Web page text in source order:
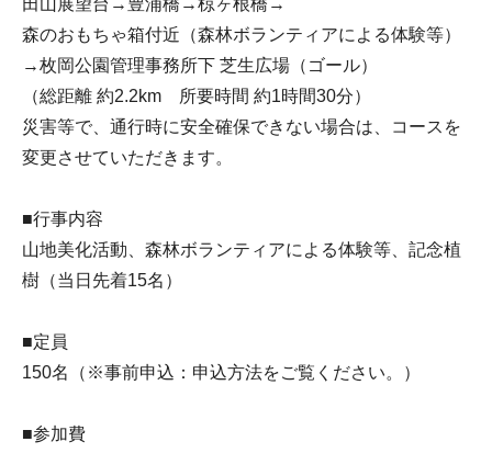
森のおもちゃ箱付近（森林ボランティアによる体験等）
→枚岡公園管理事務所下 芝生広場（ゴール）
（総距離 約2.2km 所要時間 約1時間30分）
災害等で、通行時に安全確保できない場合は、コースを
変更させていただきます。
■行事内容
山地美化活動、森林ボランティアによる体験等、記念植
樹（当日先着15名）
■定員
150名（※事前申込：申込方法をご覧ください。）
■参加費